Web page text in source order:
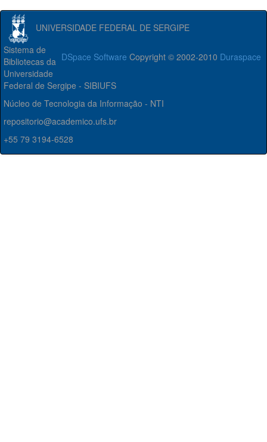
UNIVERSIDADE FEDERAL DE SERGIPE
DSpace Software Copyright © 2002-2010 Duraspace
Sistema de
Bibliotecas da
Universidade
Federal de Sergipe - SIBIUFS
Núcleo de Tecnologia da Informação - NTI
repositorio@academico.ufs.br
+55 79 3194-6528